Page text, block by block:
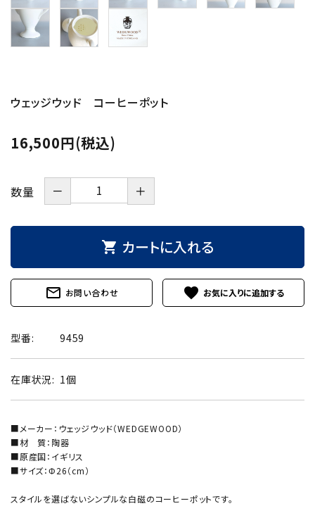
ウェッジウッド コーヒーポット
16,500円(税込)
数量 － ＋
shopping_cart カートに入れる
mail_outline お問い合わせ favorite
型番: 9459
在庫状況: 1個
■メーカー：ウェッジウッド（WEDGEWOOD）
■材 質：陶器
■原産国：イギリス
■サイズ：Φ26（cm）
スタイルを選ばないシンプルな白磁のコーヒーポットです。